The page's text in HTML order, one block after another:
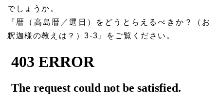
でしょうか。
『暦（高島暦／選日）をどうとらえるべきか？（お
釈迦様の教えは？）3-3』をご覧ください。